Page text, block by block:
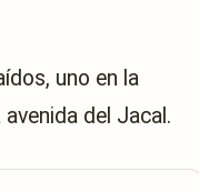
uno en la
del Jacal.